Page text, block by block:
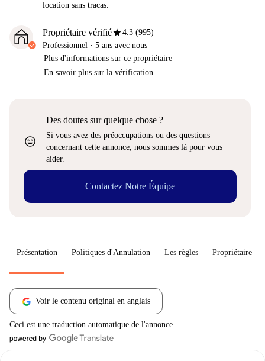
location sans tracas.
Propriétaire vérifiéstar4.3 (995)
Professionnel · 5 ans avec nous
Plus d'informations sur ce propriétaire
En savoir plus sur la vérification
sentiment_very_satisfied
Des doutes sur quelque chose ?
Si vous avez des préoccupations ou des questions
concernant cette annonce, nous sommes là pour vous
aider.
Contactez Notre Équipe
Présentation Politiques d'Annulation Les règles Propriétaire
Voir le contenu original en anglais
Ceci est une traduction automatique de l'annonce